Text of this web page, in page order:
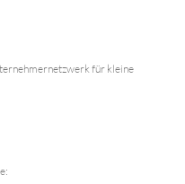
für kleine